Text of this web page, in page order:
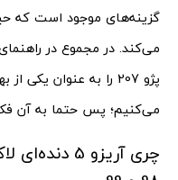
گزینه‌های موجود است که
پژو 207 را به عنوان
می‌کنیم؛ پس حتما به آن
چری آریزو